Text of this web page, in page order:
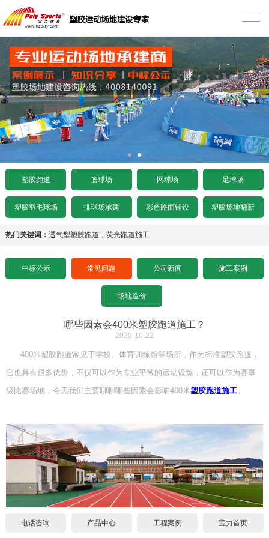
塑胶跑道 篮球场 网球场 足球场
塑胶羽毛球场 排球场承建 彩色路面铺设 塑胶场地翻新
热门关键词： 透气型塑胶跑道 ， 荧光跑道施工
中标公示 常见问题 公司新闻 施工案例
场地造价
哪些因素会400米塑胶跑道施工？
2020-10-22
400米塑胶跑道常见于学校、体育训练馆等场所，作为标准塑胶跑道，
它也具有很多优势，不仅可以作为专业平常的运动锻炼，还可以作为赛事
级比赛场地，今天我们主要聊聊哪些因素会影响400米塑胶跑道施工。
首页
塑胶跑道
混合型塑胶跑道
透气型塑胶跑道
预制型塑胶跑道
施工案例
沥青基础要求
设计图纸下载
篮球场
硅PU篮球场
EPDM篮球场
室内木地板篮球场
水泥基础要求
招标文件下载
设计图纸下载
网球场
丙烯酸网球场
硅PU网球场
人造草坪网球场
施工案例
沥青基础要求
招标文件下载
设计图纸下载
人造草足球场
悬浮拼装足球场
水泥基础要求
沥青基础要求
招标文件下载
工程项目
塑胶球场施工
其它运动场地施工
中标公示
常见问题
公司新闻
施工案例
联系方式
合作伙伴
宝力招聘
电话咨询 产品中心 工程案例 宝力首页